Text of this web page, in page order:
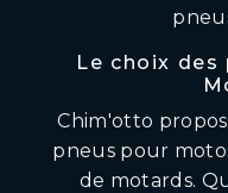
Le choix des
Chim'otto
pneus pour
de motards.